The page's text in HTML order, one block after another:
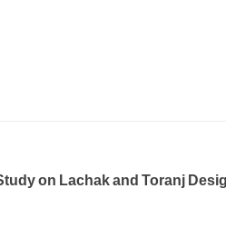
on Lachak and Toranj